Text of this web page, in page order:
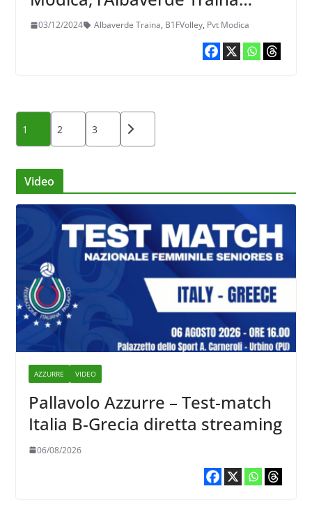
sconfitta 3-0
03/12/2024 Albaverde Traina, B1FVolley, Pvt Modica
Paginazione
degli
articoli
1 2 3
Video
AZZURRE VIDEO
Pallavolo Azzurre – Test-match
Italia B-Grecia diretta streaming
06/08/2026